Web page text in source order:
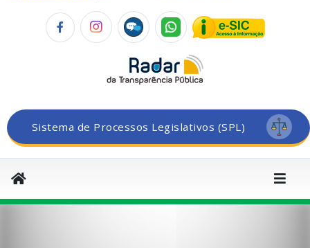
Sistema de Processos Legislativos (SPL)